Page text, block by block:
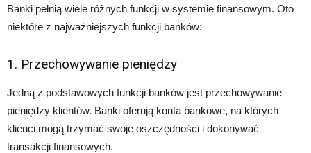
Banki pełnią wiele różnych funkcji w systemie finansowym. Oto
niektóre z najważniejszych funkcji banków:
1. Przechowywanie pieniędzy
Jedną z podstawowych funkcji banków jest przechowywanie
pieniędzy klientów. Banki oferują konta bankowe, na których
klienci mogą trzymać swoje oszczędności i dokonywać
transakcji finansowych.